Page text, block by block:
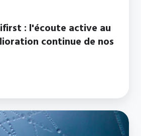
: l'écoute active au
continue de nos